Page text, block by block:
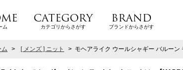
ム
CATEGORY
カテゴリからさがす
BRAND
ブランドからさがす
ム > [ メンズ ] ニット > モヘアライク ウールシャギー バルー